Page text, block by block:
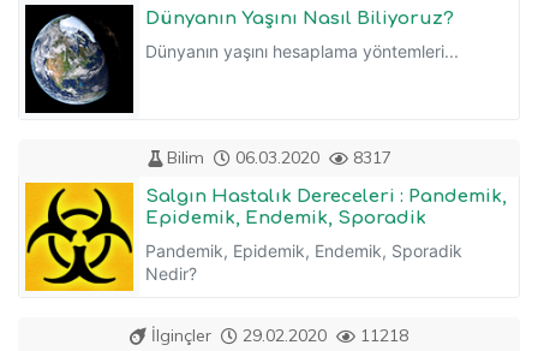
Dünyanın Yaşını Nasıl Biliyoruz?
Dünyanın yaşını hesaplama yöntemleri...
Bilim 06.03.2020 8317
Salgın Hastalık Dereceleri : Pandemik,
Epidemik, Endemik, Sporadik
Pandemik, Epidemik, Endemik, Sporadik
Nedir?
İlginçler 29.02.2020 11218